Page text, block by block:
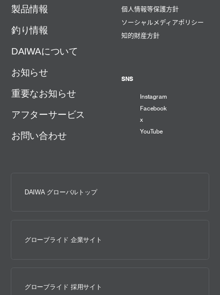
製品情報
釣り情報
DAIWAについて
お知らせ
重要なお知らせ
アフターサービス
お問い合わせ
個人情報等保護方針
ソーシャルメディアポリシー
知的財産方針
SNS
Instagram
Facebook
x
YouTube
DAIWA グローバルトップ
グローブライド 企業サイト
グローブライド 採用サイト